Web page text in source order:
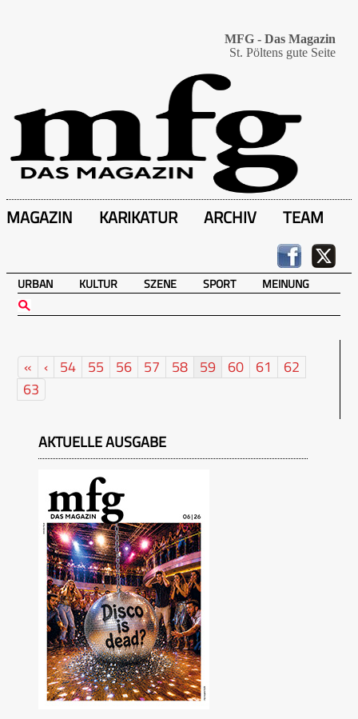
MFG - Das Magazin
St. Pöltens gute Seite
MAGAZIN KARIKATUR ARCHIV TEAM
URBAN KULTUR SZENE SPORT MEINUNG
« ‹ 54 55 56 57 58 59 60 61
62
63
AKTUELLE AUSGABE